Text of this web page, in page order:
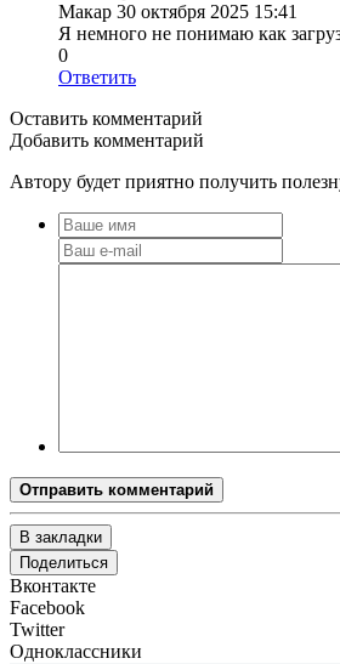
Макар 30 октября 2025 15:41
Я немного не понимаю как
0
Ответить
Оставить комментарий
Добавить комментарий
Автору будет приятно получить
Отправить комментарий
В закладки
Поделиться
Вконтакте
Facebook
Twitter
Одноклассники